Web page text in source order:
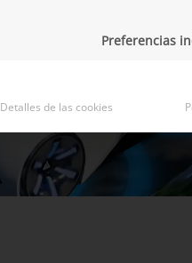
Preferencias
Detalles de las cookies